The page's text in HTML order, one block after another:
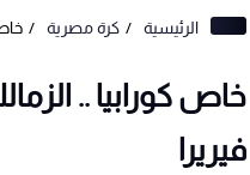
الرئيسية كرة مصرية
خاص كورابيا ..
فيريرا